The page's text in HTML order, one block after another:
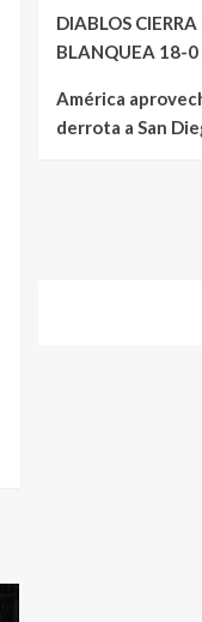
DIABLOS
BLANQUEA 18-0
América
derrota a San